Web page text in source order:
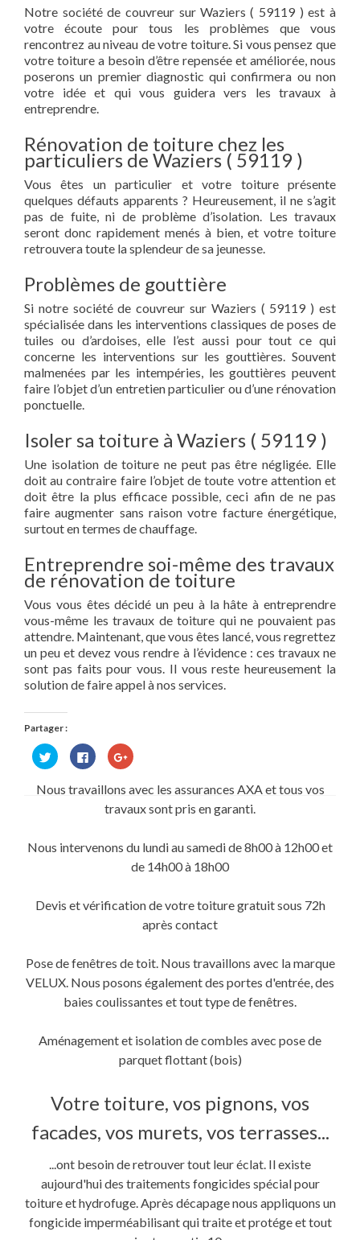
Notre société de couvreur sur Waziers ( 59119 ) est à
votre écoute pour tous les problèmes que vous
rencontrez au niveau de votre toiture. Si vous pensez que
votre toiture a besoin d’être repensée et améliorée, nous
poserons un premier diagnostic qui confirmera ou non
votre idée et qui vous guidera vers les travaux à
entreprendre.
Rénovation de toiture chez les
particuliers de Waziers ( 59119 )
Vous êtes un particulier et votre toiture présente
quelques défauts apparents ? Heureusement, il ne s’agit
pas de fuite, ni de problème d’isolation. Les travaux
seront donc rapidement menés à bien, et votre toiture
retrouvera toute la splendeur de sa jeunesse.
Problèmes de gouttière
Si notre société de couvreur sur Waziers ( 59119 ) est
spécialisée dans les interventions classiques de poses de
tuiles ou d’ardoises, elle l’est aussi pour tout ce qui
concerne les interventions sur les gouttières. Souvent
malmenées par les intempéries, les gouttières peuvent
faire l’objet d’un entretien particulier ou d’une rénovation
ponctuelle.
Isoler sa toiture à Waziers ( 59119 )
Une isolation de toiture ne peut pas être négligée. Elle
doit au contraire faire l’objet de toute votre attention et
doit être la plus efficace possible, ceci afin de ne pas
faire augmenter sans raison votre facture énergétique,
surtout en termes de chauffage.
Entreprendre soi-même des travaux
de rénovation de toiture
Vous vous êtes décidé un peu à la hâte à entreprendre
vous-même les travaux de toiture qui ne pouvaient pas
attendre. Maintenant, que vous êtes lancé, vous regrettez
un peu et devez vous rendre à l’évidence : ces travaux ne
sont pas faits pour vous. Il vous reste heureusement la
solution de faire appel à nos services.
Partager :
Cliquez
pour
partager
Twitter(ouvre
Cliquez
pour
partager
sur
Facebook(ouvre
dans
une
Cliquez
pour
Google+
dans
fenêtre)
Nous travaillons avec les assurances AXA et tous vos
travaux sont pris en garanti.
Nous intervenons du lundi au samedi de 8h00 à 12h00 et
de 14h00 à 18h00
Devis et vérification de votre toiture gratuit sous 72h
après contact
Pose de fenêtres de toit. Nous travaillons avec la marque
VELUX. Nous posons également des portes d'entrée, des
baies coulissantes et tout type de fenêtres.
Aménagement et isolation de combles avec pose de
parquet flottant (bois)
Votre toiture, vos pignons, vos
facades, vos murets, vos terrasses...
...ont besoin de retrouver tout leur éclat. Il existe
aujourd'hui des traitements fongicides spécial pour
toiture et hydrofuge. Après décapage nous appliquons un
fongicide imperméabilisant qui traite et protége et tout